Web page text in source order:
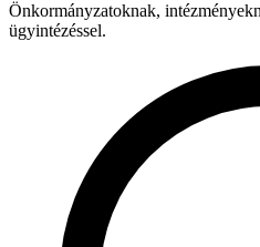
Önkormányzatoknak,
ügyintézéssel.